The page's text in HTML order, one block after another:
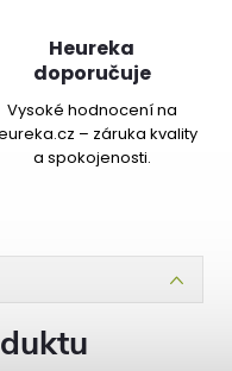
Heureka
doporučuje
Vysoké hodnocení na
– záruka kvality
a spokojenosti.